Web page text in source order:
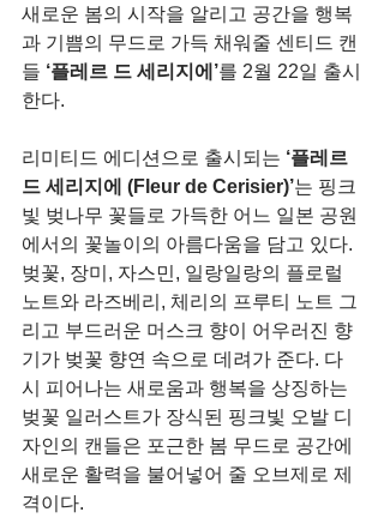
새로운 봄의 시작을 알리고 공간을 행복
과 기쁨의 무드로 가득 채워줄 센티드 캔
들 ‘플레르 드 세리지에’를 2월 22일 출시
한다.
리미티드 에디션으로 출시되는 ‘플레르
드 세리지에 (Fleur de Cerisier)’는 핑크
빛 벚나무 꽃들로 가득한 어느 일본 공원
에서의 꽃놀이의 아름다움을 담고 있다.
벚꽃, 장미, 자스민, 일랑일랑의 플로럴
노트와 라즈베리, 체리의 프루티 노트 그
리고 부드러운 머스크 향이 어우러진 향
기가 벚꽃 향연 속으로 데려가 준다. 다
시 피어나는 새로움과 행복을 상징하는
벚꽃 일러스트가 장식된 핑크빛 오발 디
자인의 캔들은 포근한 봄 무드로 공간에
새로운 활력을 불어넣어 줄 오브제로 제
격이다.